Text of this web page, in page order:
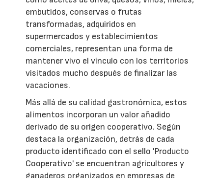
embutidos, conservas o frutas
transformadas, adquiridos en
supermercados y establecimientos
comerciales, representan una forma de
mantener vivo el vínculo con los territorios
visitados mucho después de finalizar las
vacaciones.
Más allá de su calidad gastronómica, estos
alimentos incorporan un valor añadido
derivado de su origen cooperativo. Según
destaca la organización, detrás de cada
producto identificado con el sello 'Producto
Cooperativo' se encuentran agricultores y